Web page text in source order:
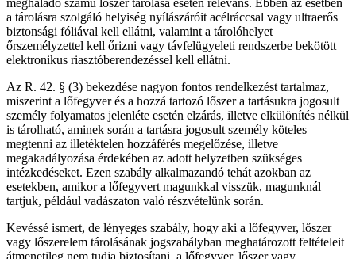
a tárolásra szolgáló helyiség nyílászáróit acélráccsal vagy ultraerős
biztonsági fóliával kell ellátni, valamint a tárolóhelyet
őrszemélyzettel kell őrizni vagy távfelügyeleti rendszerbe bekötött
elektronikus riasztóberendezéssel kell ellátni.
Az R. 42. § (3) bekezdése nagyon fontos rendelkezést tartalmaz,
miszerint a lőfegyver és a hozzá tartozó lőszer a tartásukra jogosult
személy folyamatos jelenléte esetén elzárás, illetve elkülönítés nélkül
is tárolható, aminek során a tartásra jogosult személy köteles
megtenni az illetéktelen hozzáférés megelőzése, illetve
megakadályozása érdekében az adott helyzetben szükséges
intézkedéseket. Ezen szabály alkalmazandó tehát azokban az
esetekben, amikor a lőfegyvert magunkkal visszük, magunknál
tartjuk, például vadászaton való részvételünk során.
Kevéssé ismert, de lényeges szabály, hogy aki a lőfegyver, lőszer
vagy lőszerelem tárolásának jogszabályban meghatározott feltételeit
átmenetileg nem tudja biztosítani, a lőfegyver, lőszer vagy